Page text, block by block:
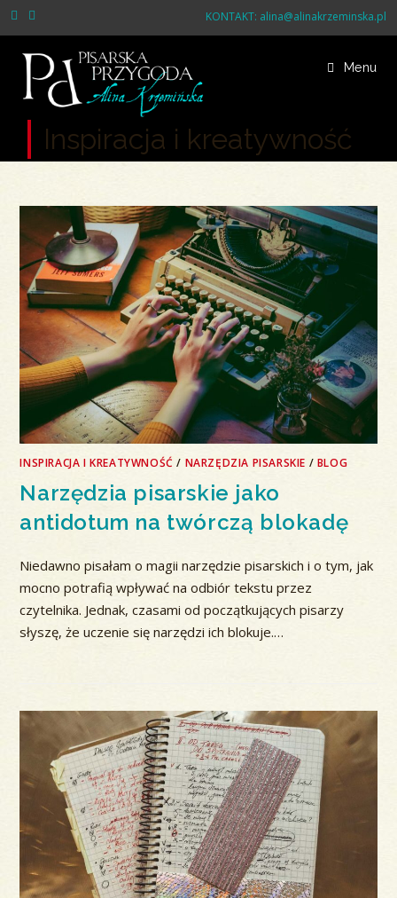
Skip
content
KONTAKT: alina@alinakrzeminska.pl
Menu
Inspiracja i kreatywność
INSPIRACJA I KREATYWNOŚĆ / NARZĘDZIA PISARSKIE / BLOG
Narzędzia pisarskie jako
antidotum na twórczą blokadę
Niedawno pisałam o magii narzędzie pisarskich i o tym, jak
mocno potrafią wpływać na odbiór tekstu przez
czytelnika. Jednak, czasami od początkujących pisarzy
słyszę, że uczenie się narzędzi ich blokuje.…